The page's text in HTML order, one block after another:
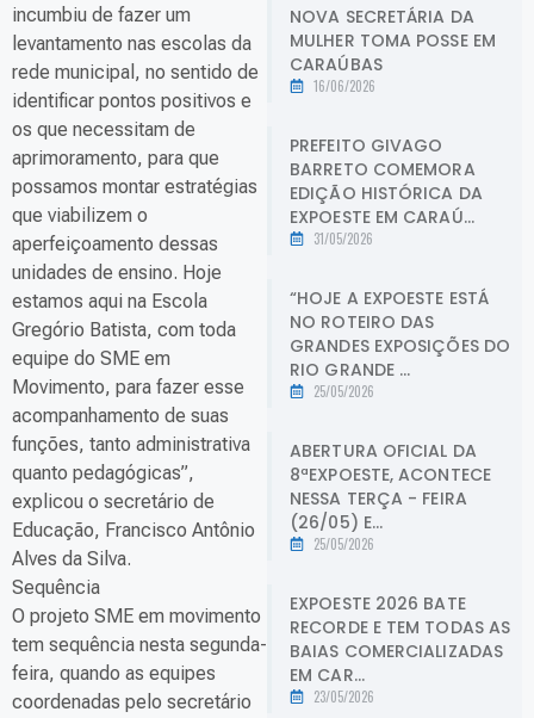
incumbiu de fazer um
levantamento nas escolas da
rede municipal, no sentido de
identificar pontos positivos e
os que necessitam de
aprimoramento, para que
possamos montar estratégias
que viabilizem o
aperfeiçoamento dessas
unidades de ensino. Hoje
estamos aqui na Escola
Gregório Batista, com toda
equipe do SME em
Movimento, para fazer esse
acompanhamento de suas
funções, tanto administrativa
quanto pedagógicas”,
explicou o secretário de
Educação, Francisco Antônio
Alves da Silva.
Sequência
O projeto SME em movimento
tem sequência nesta segunda-
feira, quando as equipes
coordenadas pelo secretário
NOVA SECRETÁRIA DA
MULHER TOMA POSSE EM
CARAÚBAS
16/06/2026
PREFEITO GIVAGO
BARRETO COMEMORA
EDIÇÃO HISTÓRICA DA
EXPOESTE EM CARAÚ...
31/05/2026
“HOJE A EXPOESTE ESTÁ
NO ROTEIRO DAS
GRANDES EXPOSIÇÕES DO
RIO GRANDE ...
25/05/2026
ABERTURA OFICIAL DA
8ªEXPOESTE, ACONTECE
NESSA TERÇA - FEIRA
(26/05) E...
25/05/2026
EXPOESTE 2026 BATE
RECORDE E TEM TODAS AS
BAIAS COMERCIALIZADAS
EM CAR...
23/05/2026